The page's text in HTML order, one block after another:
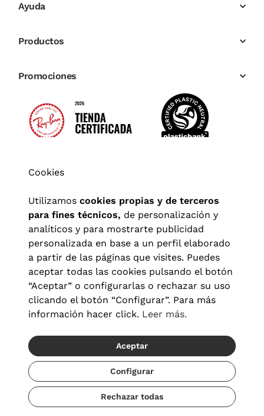
Ayuda
Productos
Promociones
Aviso legal| Política de privacidad Términos y condiciones
Política de cookies|Configuración de cookies
© 2026 Visionlab España
Cookies
Utilizamos cookies propias y de terceros
para fines técnicos, de personalización y
analíticos y para mostrarte publicidad
personalizada en base a un perfil elaborado
a partir de las páginas que visites. Puedes
aceptar todas las cookies pulsando el botón
“Aceptar” o configurarlas o rechazar su uso
clicando el botón “Configurar”. Para más
información hacer click. Leer más.
Aceptar
Configurar
Rechazar todas